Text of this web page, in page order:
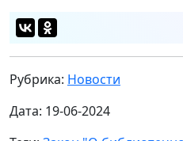
Рубрика: Новости
Дата: 19-06-2024